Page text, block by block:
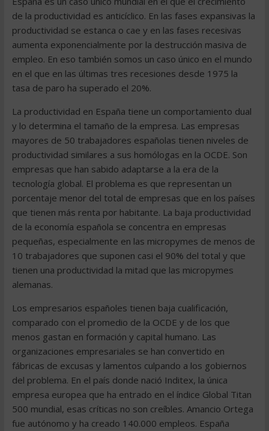
de la productividad es anticíclico. En las fases expansivas la
productividad se estanca o cae y en las fases recesivas
aumenta exponencialmente por la destrucción masiva de
empleo. En eso también somos un caso único en el mundo
en el que en las últimas tres recesiones desde 1975 la
tasa de paro ha superado el 20%.
La productividad en España tiene un comportamiento dual
y lo determina el tamaño de la empresa. Las empresas
mayores de 50 trabajadores españolas tienen niveles de
productividad similares a sus homólogas en la OCDE. Son
empresas que han sabido adaptarse a la era de la
tecnología global. El problema es que representan un
porcentaje menor del total de empresas que en los países
que tienen más renta por habitante. La baja productividad
de la economía española se concentra en empresas
pequeñas, especialmente en las micropymes de menos de
10 trabajadores que suponen casi el 90% del total y que
tienen una productividad la mitad que las micropymes
alemanas.
Los empresarios españoles tienen baja cualificación,
comparado con el promedio de la OCDE y de los que
menos gastan en formación y capital humano. Las
organizaciones empresariales se han convertido en
fábricas de excusas y lamentos culpando a los gobiernos
del problema. En el país donde nació Inditex, la única
empresa europea que ha entrado en el índice Global Titan
500 mundial, esas críticas no son creíbles. Amancio Ortega
fue autónomo y ha creado 140.000 empleos. España